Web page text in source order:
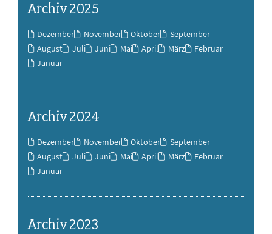
Archiv 2025
Dezember November Oktober
September
August
Juli Juni Mai April März
Februar
Januar
Archiv 2024
Dezember November Oktober
September
August
Juli Juni Mai April März
Februar
Januar
Archiv 2023